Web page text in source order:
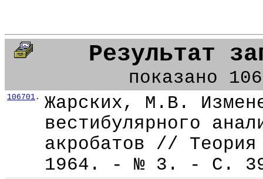
Результат
показано
106701 .
Жарских, М.В.
вестибулярного
акробатов //
1964. - № 3. - С.